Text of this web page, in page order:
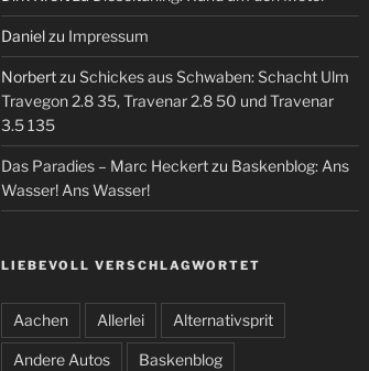
Danielzu Impressum
Norbertzu Schickes aus Schwaben: Schacht Ulm
Travegon 2.8 35, Travenar 2.8 50 und Travenar
3.5 135
Das Paradies – Marc Heckertzu Baskenblog: Ans
Wasser! Ans Wasser!
LIEBEVOLL VERSCHLAGWORTET
Aachen Allerlei Alternativsprit
Andere Autos Baskenblog